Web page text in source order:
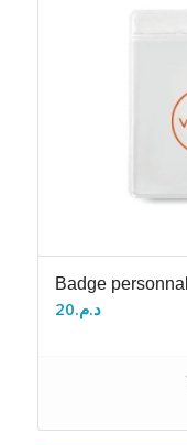
Badge
د.م.20